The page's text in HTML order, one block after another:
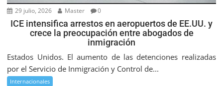
29 julio, 2026 Master 0
ICE intensifica arrestos en aeropuertos de EE.UU. y
crece la preocupación entre abogados de
inmigración
Estados Unidos. El aumento de las detenciones realizadas
por el Servicio de Inmigración y Control de...
Internacionales